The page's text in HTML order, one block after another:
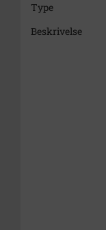
Type
Beskrivelse